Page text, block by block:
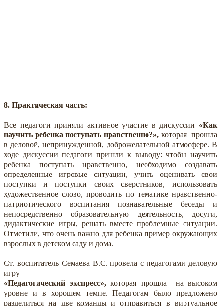
8. Практическая часть:
Все педагоги приняли активное участие в дискуссии «Как
научить ребенка поступать нравственно?», которая прошла
в деловой, непринужденной, доброжелательной атмосфере. В
ходе дискуссии педагоги пришли к выводу: чтобы научить
ребенка поступать нравственно, необходимо создавать
определенные игровые ситуации, учить оценивать свои
поступки и поступки своих сверстников, использовать
художественное слово, проводить по тематике нравственно-
патриотического воспитания познавательные беседы и
непосредственно образовательную деятельность, досуги,
дидактические игры, решать вместе проблемные ситуации.
Отметили, что очень важно для ребенка пример окружающих
взрослых в детском саду и дома.
Ст. воспитатель Семаева В.С. провела с педагогами деловую
игру
«Педагогический экспресс», которая прошла на высоком
уровне и в хорошем темпе. Педагогам было предложено
разделиться на две команды и отправиться в виртуальное